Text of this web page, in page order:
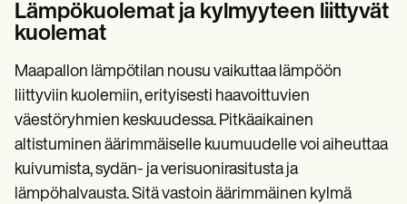
Lämpökuolemat ja kylmyyteen liittyvät
kuolemat
Maapallon lämpötilan nousu vaikuttaa lämpöön
liittyviin kuolemiin, erityisesti haavoittuvien
väestöryhmien keskuudessa. Pitkäaikainen
altistuminen äärimmäiselle kuumuudelle voi aiheuttaa
kuivumista, sydän- ja verisuonirasitusta ja
lämpöhalvausta. Sitä vastoin äärimmäinen kylmä